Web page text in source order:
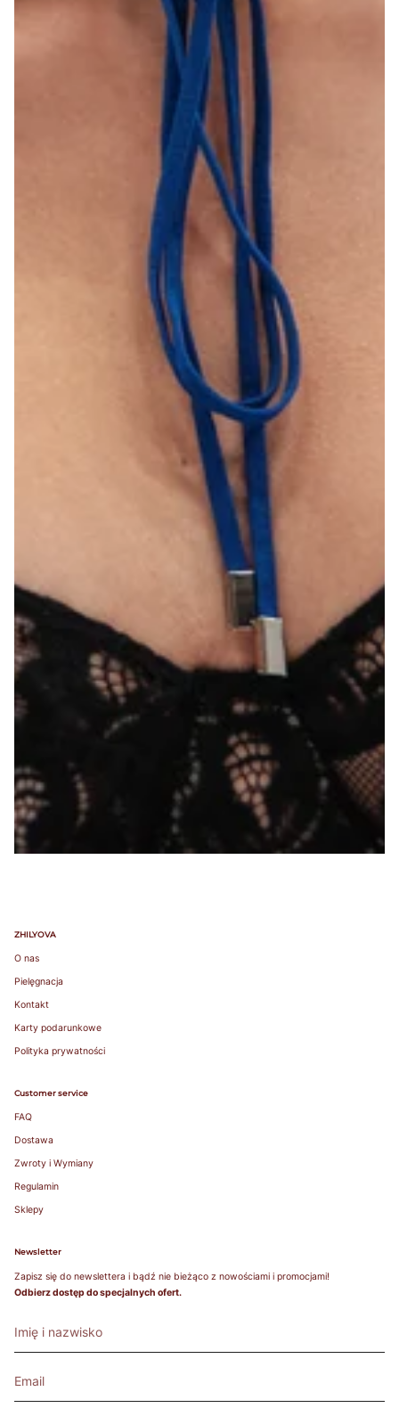
ZHILYOVA
O nas
Pielęgnacja
Kontakt
Karty podarunkowe
Polityka prywatności
Customer service
FAQ
Dostawa
Zwroty i Wymiany
Regulamin
Sklepy
Newsletter
Zapisz się do newslettera i bądź nie bieżąco z nowościami i promocjami!
Odbierz dostęp do specjalnych ofert.